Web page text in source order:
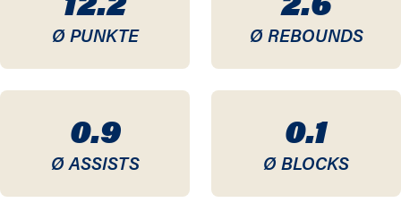
Ø PUNKTE Ø REBOUNDS
0.9
Ø ASSISTS
0.1
Ø BLOCKS